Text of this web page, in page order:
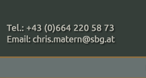
+43 (0)664 220 58 73